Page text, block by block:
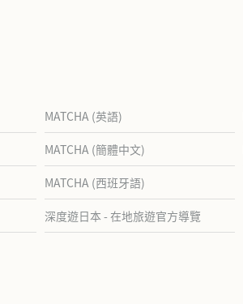
MATCHA (英語)
MATCHA (簡體中文)
MATCHA (西班牙語)
深度遊日本 - 在地旅遊官方導覽